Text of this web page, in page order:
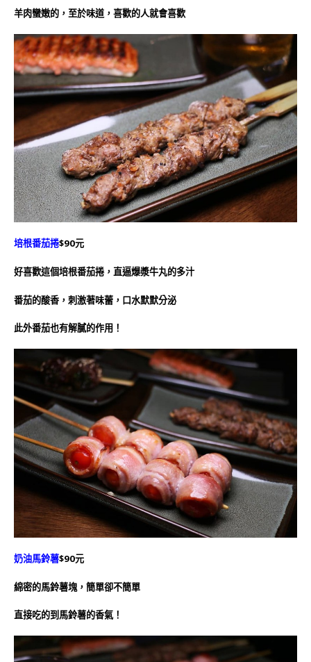
羊肉蠻嫩的，至於味道，喜歡的人就會喜歡
培根番茄捲$90元
好喜歡這個培根番茄捲，直逼爆漿牛丸的多汁
番茄的酸香，刺激著味蕾，口水默默分泌
此外番茄也有解膩的作用！
奶油馬鈴薯$90元
綿密的馬鈴薯塊，簡單卻不簡單
直接吃的到馬鈴薯的香氣！